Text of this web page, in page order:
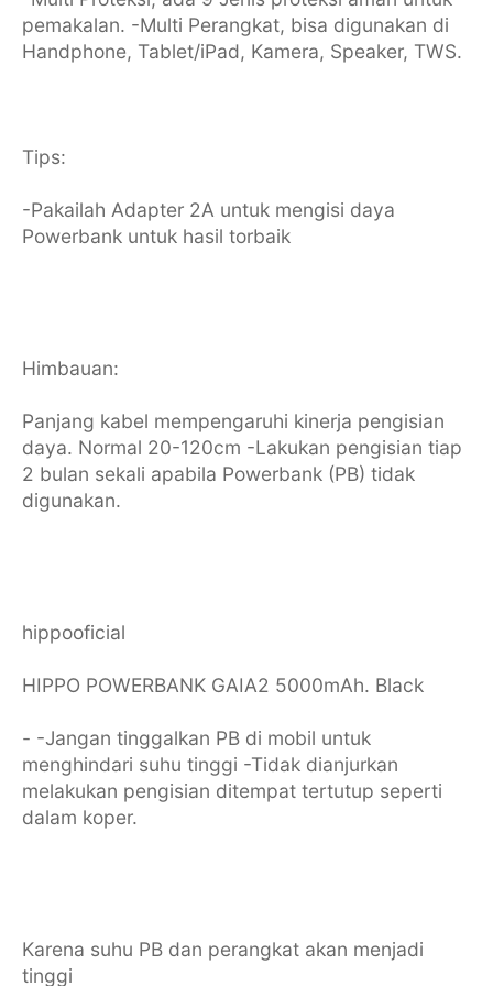
pemakalan. -Multi Perangkat, bisa digunakan di
Handphone, Tablet/iPad, Kamera, Speaker, TWS.
Tips:
-Pakailah Adapter 2A untuk mengisi daya
Powerbank untuk hasil torbaik
Himbauan:
Panjang kabel mempengaruhi kinerja pengisian
daya. Normal 20-120cm -Lakukan pengisian tiap
2 bulan sekali apabila Powerbank (PB) tidak
digunakan.
hippooficial
HIPPO POWERBANK GAIA2 5000mAh. Black
- -Jangan tinggalkan PB di mobil untuk
menghindari suhu tinggi -Tidak dianjurkan
melakukan pengisian ditempat tertutup seperti
dalam koper.
Karena suhu PB dan perangkat akan menjadi
tinggi